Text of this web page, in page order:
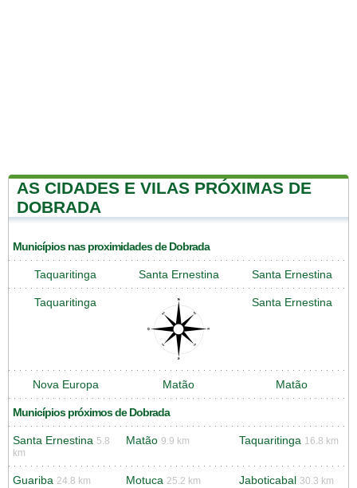
AS CIDADES E VILAS PRÓXIMAS DE
DOBRADA
Municípios nas proximidades de Dobrada
Taquaritinga Santa Ernestina Santa Ernestina
Taquaritinga Santa Ernestina
Nova Europa Matão Matão
Municípios próximos de Dobrada
Santa Ernestina 5.8
km
Matão 9.9 km Taquaritinga 16.8 km
Guariba 24.8 km Motuca 25.2 km Jaboticabal 30.3 km